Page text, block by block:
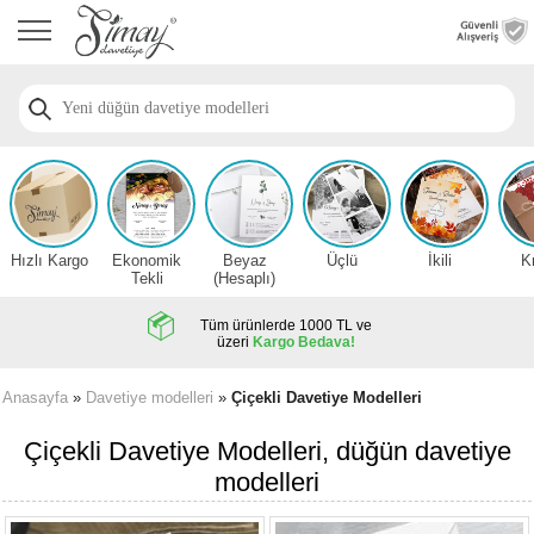
Anasayfa
Davetiye
Nişan
Davetiye
Modelleri
Düğün
Örnekleri
Hesaplı
Hızlı Kargo
Ekonomik
Tekli
Beyaz
(Hesaplı)
Üçlü İkili
Tüm ürünlerde 1000 TL ve
üzeri Kargo Bedava!
Anasayfa » Davetiye modelleri » Çiçekli Davetiye Modelleri
Çiçekli Davetiye Modelleri, düğün davetiye
modelleri